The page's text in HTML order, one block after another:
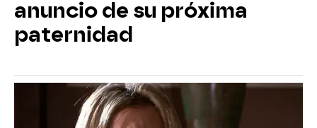
anuncio de su próxima
paternidad